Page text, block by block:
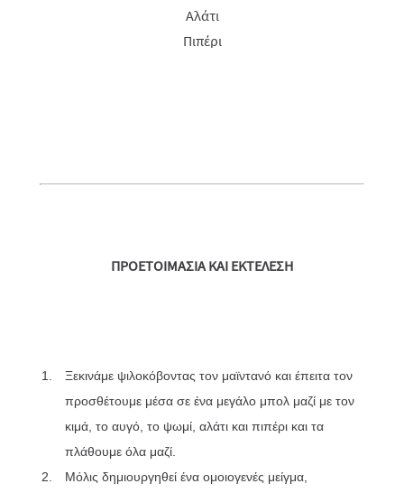
Αλάτι
Πιπέρι
ΠΡΟΕΤΟΙΜΑΣΙΑ ΚΑΙ ΕΚΤΕΛΕΣΗ
Ξεκινάμε ψιλοκόβοντας τον μαϊντανό και έπειτα τον
προσθέτουμε μέσα σε ένα μεγάλο μπολ μαζί με τον
κιμά, το αυγό, το ψωμί, αλάτι και πιπέρι και τα
πλάθουμε όλα μαζί.
Μόλις δημιουργηθεί ένα ομοιογενές μείγμα,